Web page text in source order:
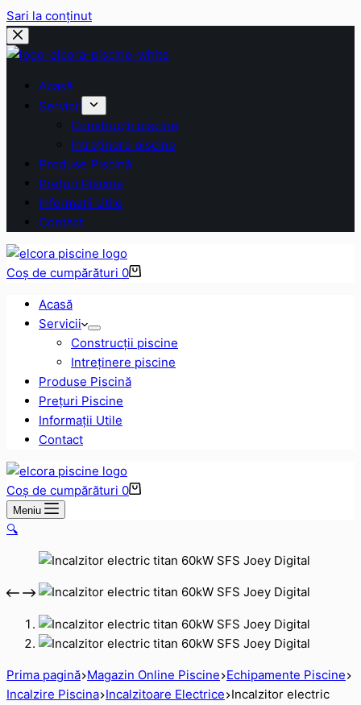
Sari la conținut
Acasă
Servicii
Construcții piscine
Intreținere piscine
Produse Piscină
Prețuri Piscine
Informații Utile
Contact
Coș de cumpărături 0
Acasă
Servicii
Construcții piscine
Intreținere piscine
Produse Piscină
Prețuri Piscine
Informații Utile
Contact
Coș de cumpărături 0
Meniu
🔍
Prima pagină Magazin Online Piscine Echipamente Piscine
Incalzire Piscina Incalzitoare Electrice Incalzitor electric